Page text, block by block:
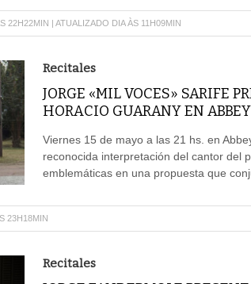
22H22MIN | ATUALIZADO DIA ÀS 11H09MIN
Recitales
JORGE «MIL VOCES» SARIFE
HORACIO GUARANY EN
Viernes 15 de mayo a las 21 hs. en
reconocida interpretación del cantor del
emblemáticas en una propuesta que
23H18MIN
Recitales